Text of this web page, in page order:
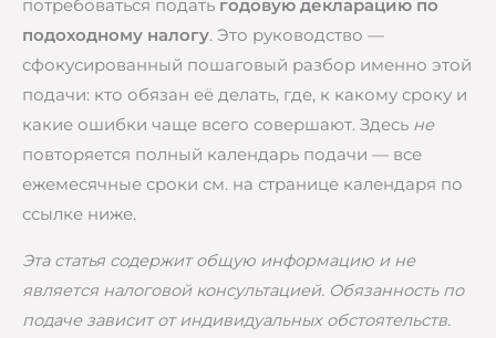
потребоваться подать годовую декларацию по
подоходному налогу. Это руководство —
сфокусированный пошаговый разбор именно этой
подачи: кто обязан её делать, где, к какому сроку и
какие ошибки чаще всего совершают. Здесь не
повторяется полный календарь подачи — все
ежемесячные сроки см. на странице календаря по
ссылке ниже.
Эта статья содержит общую информацию и не
является налоговой консультацией. Обязанность по
подаче зависит от индивидуальных обстоятельств.